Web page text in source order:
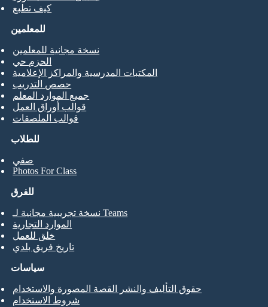
كيف تطبع
للطلاب
صفي
Photos For Class
للمعلمين
نسخة مجانية للمعلمين
الحزم حي
المكتبات المدرسية والمراكز الإعلامية
حصص التدريب
جميع الموارد المعلم
قوالب أوراق العمل
قوالب الملصقات
للفرق
نسخة تجريبية مجانية لـ Teams
الموارد التجارية
خلق للعمل
تاريخ فريق بلدي
سياسات
حقوق التأليف والنشر القصة المصورة والاستخدام
شروط الاستخدام